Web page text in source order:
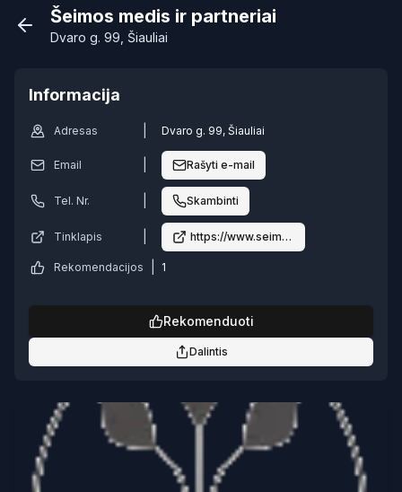
Šeimos medis ir partneriai
Dvaro g. 99, Šiauliai
Informacija
Adresas Dvaro g. 99, Šiauliai
Email Rašyti e-mail
Tel. Nr. Skambinti
Tinklapis https://www.seimedis.lt
Rekomendacijos 1
Rekomenduoti
Dalintis